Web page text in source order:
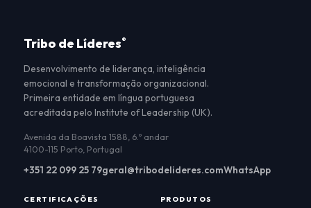
Tribo de Líderes®
Desenvolvimento de liderança, inteligência
emocional e transformação organizacional.
Primeira entidade em língua portuguesa
acreditada pelo Institute of Leadership (UK).
Avenida da Boavista 1588, 6.º andar
4100-115 Porto, Portugal
+351 22 099 25 79geral@tribodelideres.comWhatsApp
CERTIFICAÇÕES PRODUTOS